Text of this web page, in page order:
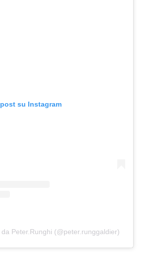
su Instagram
Peter.Runghi (@peter.runggaldier)